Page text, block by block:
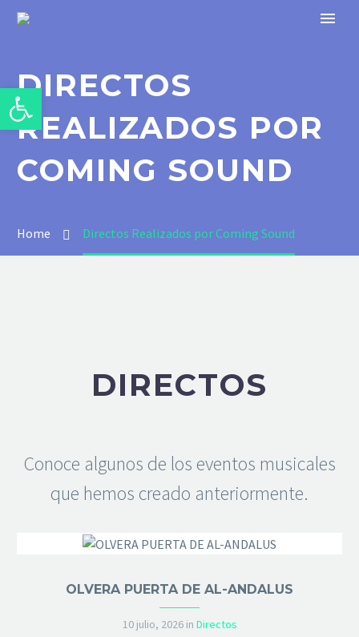
DIRECTOS
REALIZADOS POR
COMING SOUND
Home Directos Realizados por Coming Sound
DIRECTOS
Conoce algunos de los eventos musicales
que hemos creado anteriormente.
OLVERA PUERTA DE AL-ANDALUS
10 julio, 2026 in Directos
Abrir barra de herramientas